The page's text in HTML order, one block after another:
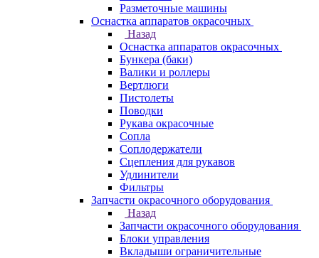
Разметочные машины
Оснастка аппаратов окрасочных
Назад
Оснастка аппаратов окрасочных
Бункера (баки)
Валики и роллеры
Вертлюги
Пистолеты
Поводки
Рукава окрасочные
Сопла
Соплодержатели
Сцепления для рукавов
Удлинители
Фильтры
Запчасти окрасочного оборудования
Назад
Запчасти окрасочного оборудования
Блоки управления
Вкладыши ограничительные